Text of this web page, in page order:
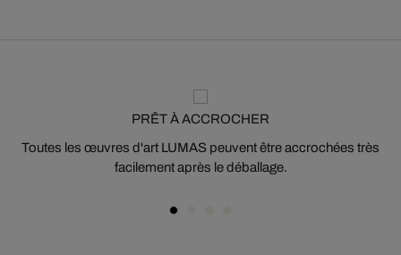
PRÊT À ACCROCHER
Toutes les œuvres d'art LUMAS peuvent être accrochées très
facilement après le déballage.